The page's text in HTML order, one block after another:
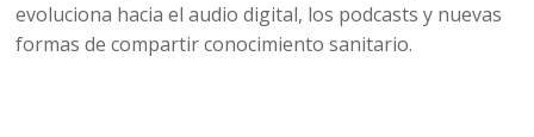
evoluciona hacia el audio digital, los podcasts y nuevas
formas de compartir conocimiento sanitario.